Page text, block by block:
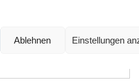
Ablehnen Einstellungen